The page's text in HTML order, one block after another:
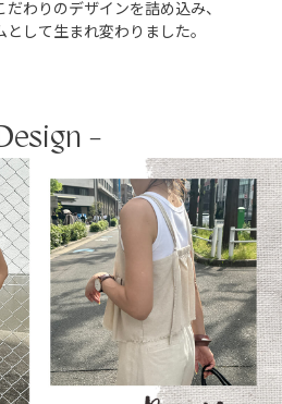
わりのデザインを詰め込み、
して生まれ変わりました。
-